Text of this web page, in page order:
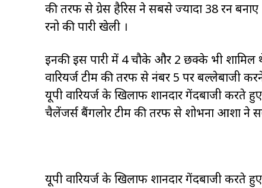
की तरफ से ग्रेस हैरिस ने सबसे ज्यादा 38 रन
रनो की पारी खेली ।
इनकी इस पारी में 4 चौके और 2 छक्के भी शामिल
वारियर्ज टीम की तरफ से नंबर 5 पर बल्लेबाजी
यूपी वारियर्ज के खिलाफ शानदार गेंदबाजी करते
चैलेंजर्स बैंगलोर टीम की तरफ से शोभना आशा ने
यूपी वारियर्ज के खिलाफ शानदार गेंदबाजी